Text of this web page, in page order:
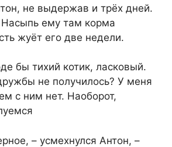
не выдержав и трёх дней.
Насыпь ему там корма
жуёт его две недели.
бы тихий котик, ласковый.
не получилось? У меня
с ним нет. Наоборот,
– усмехнулся Антон, –